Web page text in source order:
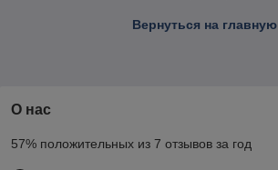
Вернуться на главную
О нас
57% положительных из 7 отзывов за год